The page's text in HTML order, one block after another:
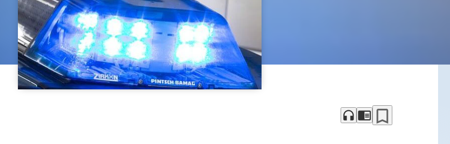
headphones chrome_reader_mode bookmark_border